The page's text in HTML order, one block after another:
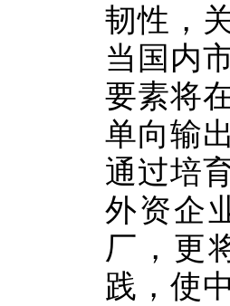
韧性，
当国内
要素将
单向输
通过培
外资企
厂，更
践，使